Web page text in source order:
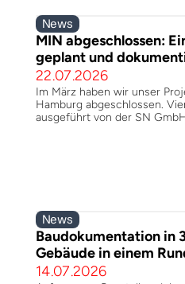
auf die Anlage angewiesen
Schaltanlagenfertigung in
deshalb nicht nur die Frage
Normalbetrieb funktioniert,
Fehlerfall tut.
News
MIN abgeschlossen:
geplant und
22.07.2026
Im März haben wir unser
Hamburg abgeschlossen.
ausgeführt von der SN
News
Baudokumentation in
Gebäude in einem
14.07.2026